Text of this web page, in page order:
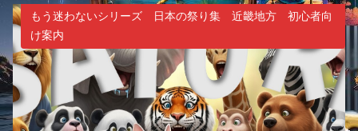
もう迷わないシリーズ 日本の祭り集 近畿地方 初心者向
け案内